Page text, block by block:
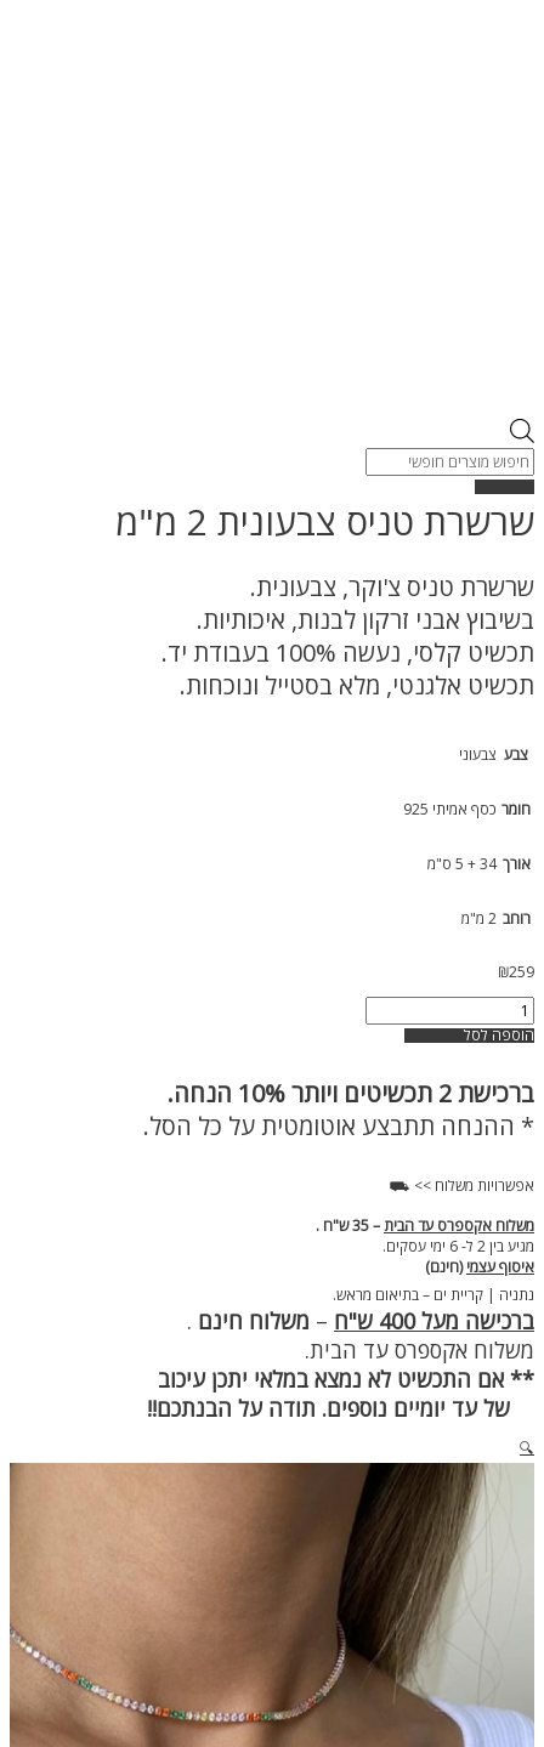
Products
search
שרשרת טניס צבעונית 2 מ"מ
שרשרת טניס צ'וקר, צבעונית.
בשיבוץ אבני זרקון לבנות, איכותיות.
תכשיט קלסי, נעשה 100% בעבודת יד.
תכשיט אלגנטי, מלא בסטייל ונוכחות.
צבע צבעוני
חומר כסף אמיתי 925
אורך 34 + 5 ס"מ
רוחב 2 מ"מ
₪259
כמות
של
שרשרת
צבעונית
2
מ"מ
הוספה לסל
ברכישת
* ההנחה תתבצע אוטומטית על כל הסל.
אפשרויות משלוח >> ⛟
משלוח אקספרס עד הבית– 35 ש"ח .
מגיע בין 2 ל- 6 ימי עסקים.
איסוף עצמי(חינם)
נתניה | קריית ים – בתיאום מראש.
ברכישה מעל 400 ש"ח – משלוח חינם .
משלוח אקספרס עד הבית.
** אם התכשיט לא נמצא במלאי יתכן עיכוב
של עד יומיים נוספים. תודה על הבנתכם!!
🔍